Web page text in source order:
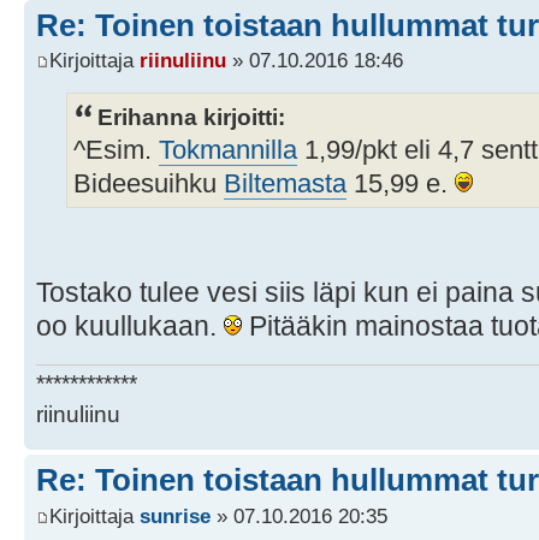
Re: Toinen toistaan hullummat
Kirjoittaja riinuliinu » 07.10.2016 18:46
Erihanna kirjoitti:
^Esim. Tokmannilla1,99/pkt eli 4,7
Bideesuihku Biltemasta15,99 e.
Tostako tulee vesi siis läpi kun ei paina
oo kuullukaan.
Pitääkin mainostaa
************
riinuliinu
Re: Toinen toistaan hullummat
Kirjoittaja sunrise » 07.10.2016 20:35